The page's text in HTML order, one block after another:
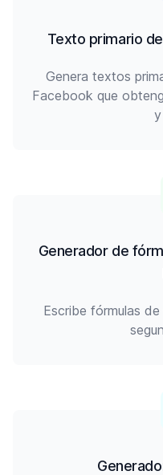
Texto primario
Genera textos
Facebook que
Generador de
Escribe fórmulas